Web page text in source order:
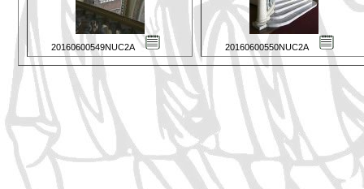
20160600549NUC2A 20160600550NUC2A